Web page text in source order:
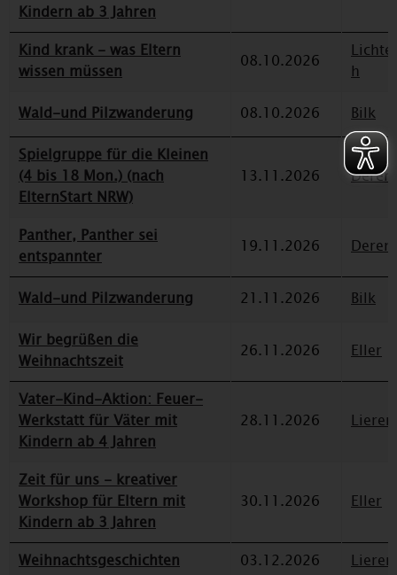
Kindern ab 3 Jahren
Kind krank - was Eltern
wissen müssen
08.10.2026
h
Wald-und Pilzwanderung
08.10.2026
Bilk
Spielgruppe für die Kleinen
(4 bis 18 Mon.) (nach
ElternStart NRW)
13.11.2026
Panther, Panther sei
entspannter
19.11.2026
Wald-und Pilzwanderung 21.11.2026
Bilk
Wir begrüßen die
Weihnachtszeit
26.11.2026 Eller
Vater-Kind-Aktion: Feuer-
Werkstatt für Väter mit
Kindern ab 4 Jahren
28.11.2026
Zeit für uns - kreativer
Workshop für Eltern mit
Kindern ab 3 Jahren
30.11.2026 Eller
Weihnachtsgeschichten 03.12.2026